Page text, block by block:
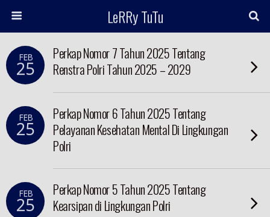
LeRRy TuTu
FEB
25
Perkap Nomor 7 Tahun 2025 Tentang
Renstra Polri Tahun 2025 – 2029
FEB
25
Perkap Nomor 6 Tahun 2025 Tentang
Pelayanan Kesehatan Mental Di Lingkungan
Polri
FEB
25
Perkap Nomor 5 Tahun 2025 Tentang
Kearsipan di Lingkungan Polri